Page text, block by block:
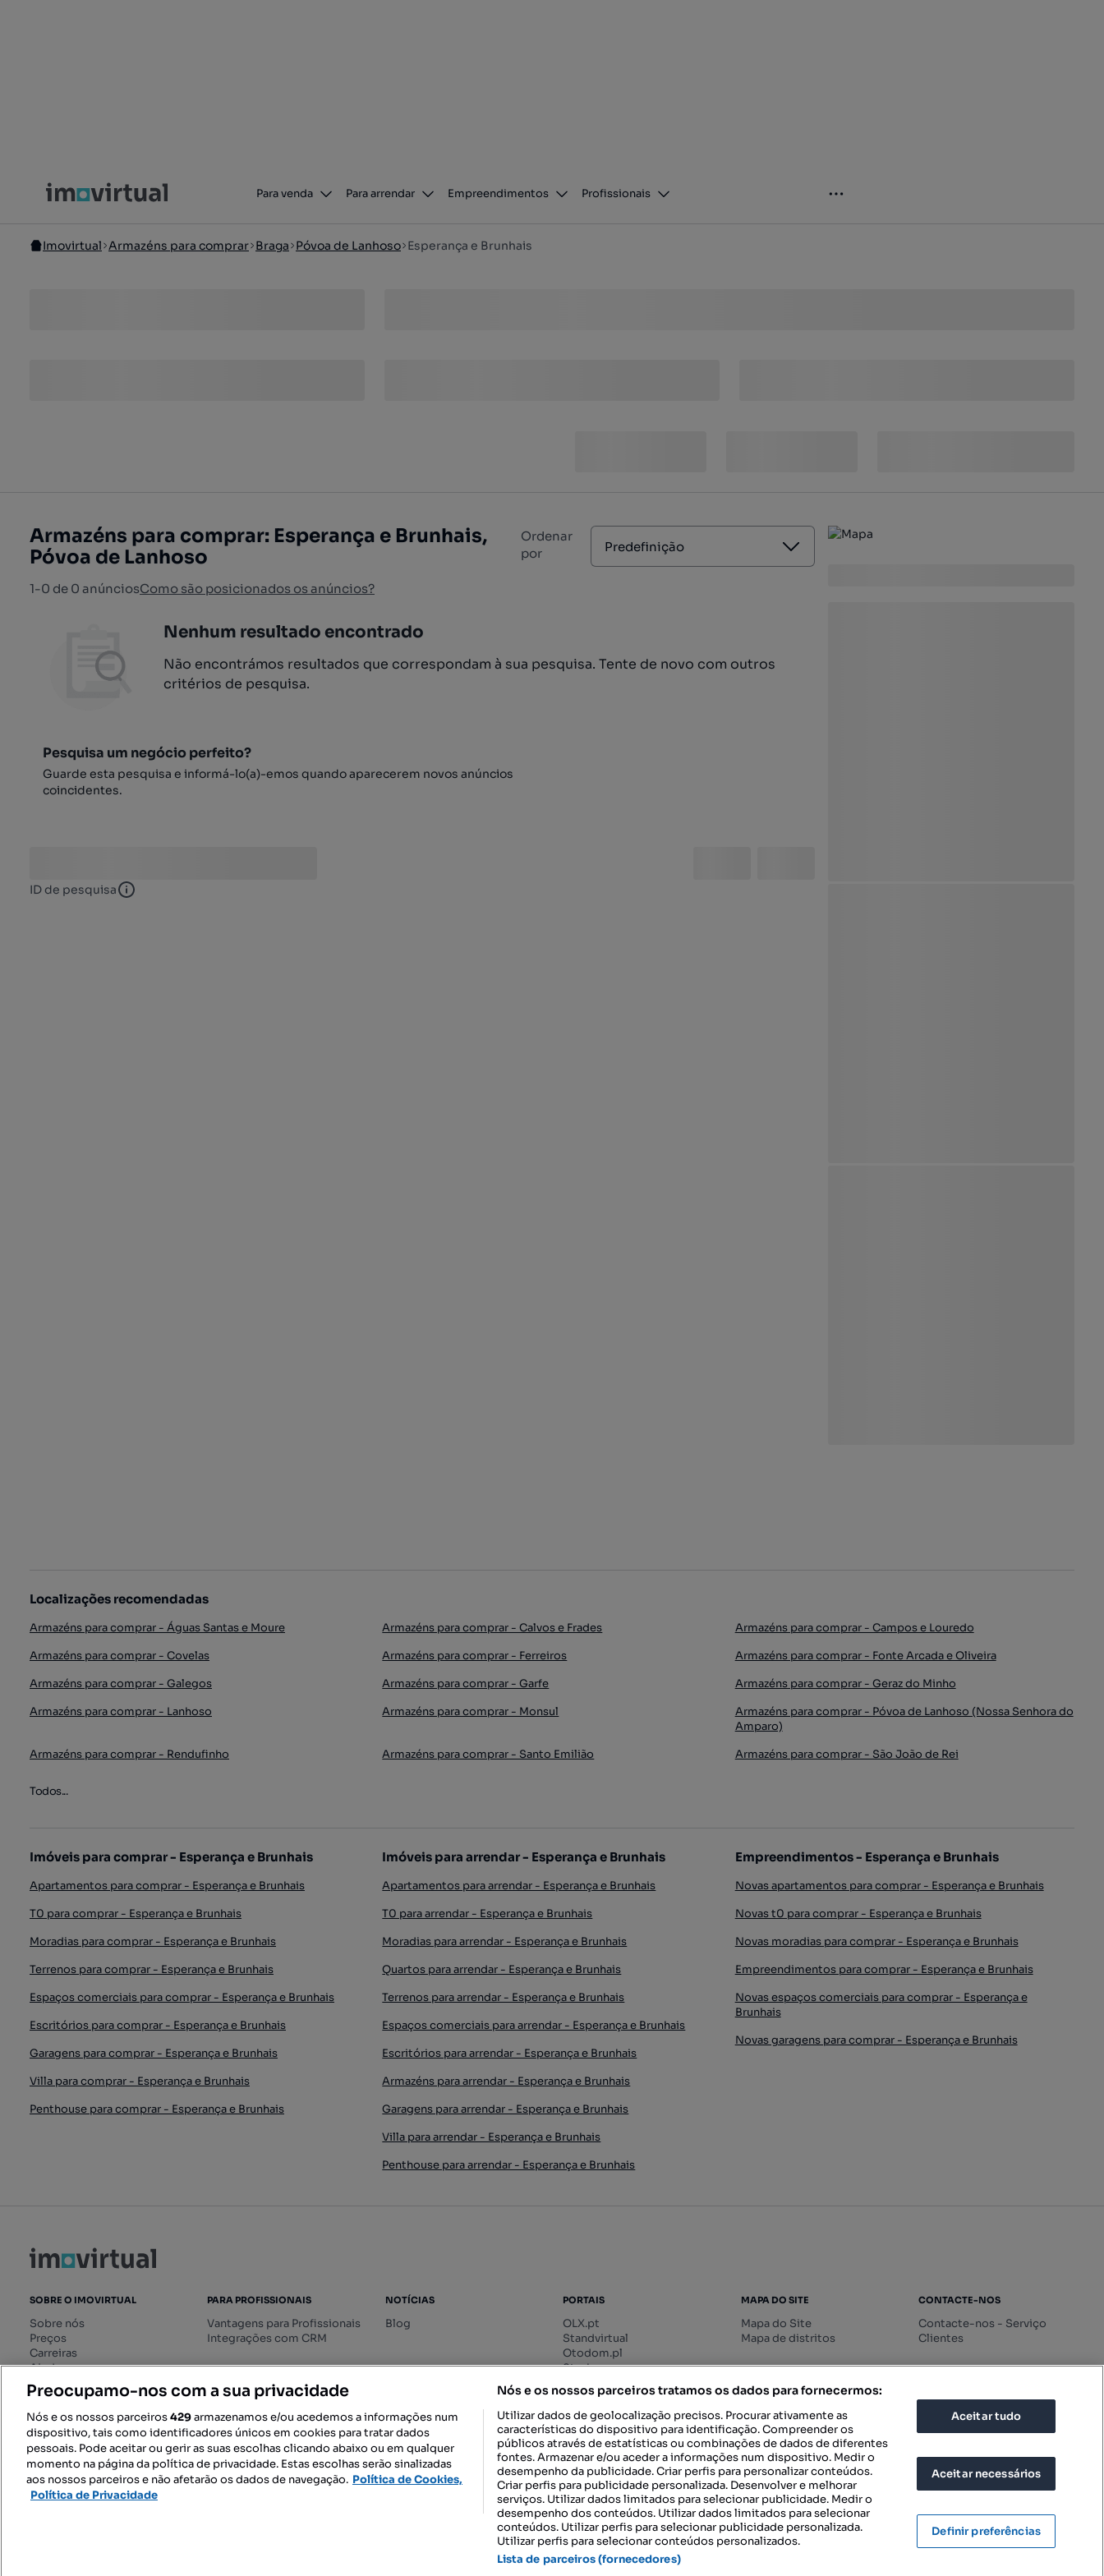
Para venda Para arrendar Empreendimentos Profissionais
Imovirtual Armazéns para comprar Braga Póvoa de Lanhoso Esperança e Brunhais
Armazéns para comprar: Esperança e Brunhais,
Póvoa de Lanhoso
1-0 de 0 anúnciosComo são posicionados os anúncios?
Ordenar
por
Predefinição
Nenhum resultado encontrado
Não encontrámos resultados que correspondam à sua pesquisa. Tente de novo com outros
critérios de pesquisa.
Pesquisa um negócio perfeito?
Guarde esta pesquisa e informá-lo(a)-emos quando aparecerem novos anúncios
coincidentes.
ID de pesquisa ID de pesquisa
Localizações recomendadas
Armazéns para comprar - Águas Santas e Moure Armazéns para comprar - Calvos e Frades
Armazéns para comprar - Campos e Louredo
Armazéns para comprar - Covelas
Armazéns para comprar - Ferreiros
Armazéns para comprar - Fonte Arcada e Oliveira
Armazéns para comprar - Galegos
Armazéns para comprar - Garfe
Armazéns para comprar - Geraz do Minho
Armazéns para comprar - Lanhoso
Armazéns para comprar - Monsul
Armazéns para comprar - Póvoa de Lanhoso (Nossa Senhora do
Amparo)
Armazéns para comprar - Rendufinho
Armazéns para comprar - Santo Emilião Armazéns para comprar - São João de Rei
Todos...
Imóveis para comprar - Esperança e Brunhais
Apartamentos para comprar - Esperança e Brunhais
T0 para comprar - Esperança e Brunhais
Moradias para comprar - Esperança e Brunhais
Terrenos para comprar - Esperança e Brunhais
Espaços comerciais para comprar - Esperança e Brunhais
Escritórios para comprar - Esperança e Brunhais
Garagens para comprar - Esperança e Brunhais
Villa para comprar - Esperança e Brunhais
Penthouse para comprar - Esperança e Brunhais
Imóveis para arrendar - Esperança e Brunhais
Apartamentos para arrendar - Esperança e Brunhais
T0 para arrendar - Esperança e Brunhais
Moradias para arrendar - Esperança e Brunhais
Quartos para arrendar - Esperança e Brunhais
Terrenos para arrendar - Esperança e Brunhais
Espaços comerciais para arrendar - Esperança e Brunhais
Escritórios para arrendar - Esperança e Brunhais
Armazéns para arrendar - Esperança e Brunhais
Garagens para arrendar - Esperança e Brunhais
Villa para arrendar - Esperança e Brunhais
Penthouse para arrendar - Esperança e Brunhais
Empreendimentos - Esperança e Brunhais
Novas apartamentos para comprar - Esperança e Brunhais
Novas t0 para comprar - Esperança e Brunhais
Novas moradias para comprar - Esperança e Brunhais
Empreendimentos para comprar - Esperança e Brunhais
Novas espaços comerciais para comprar - Esperança e
Brunhais
Novas garagens para comprar - Esperança e Brunhais
SOBRE O IMOVIRTUAL
Sobre nós
Preços
Carreiras
Ajuda
Livro de Reclamações online
Regulamento dos Serviços
Digitais
PARA PROFISSIONAIS
Vantagens para Profissionais
Integrações com CRM
NOTÍCIAS
Blog
PORTAIS
OLX.pt
Standvirtual
Otodom.pl
Storia.ro
MAPA DO SITE
Mapa do Site
Mapa de distritos
CONTACTE-NOS
Contacte-nos - Serviço
Clientes
SIGA-NOS: DESCARREGAR NA:
TERMOS DE UTILIZAÇÃO POLÍTICA DE PRIVACIDADE CONFIGURAÇÕES DE PRIVACIDADE
Preocupamo-nos com a sua privacidade
Nós e os nossos parceiros429armazenamos e/ou acedemos a informações num
dispositivo, tais como identificadores únicos em cookies para tratar dados
pessoais. Pode aceitar ou gerir as suas escolhas clicando abaixo ou em qualquer
momento na página da política de privacidade. Estas escolhas serão sinalizadas
aos nossos parceiros e não afetarão os dados de navegação. Política de Cookies,
Política de Privacidade
Nós e os nossos parceiros tratamos os dados para fornecermos:
Utilizar dados de geolocalização precisos. Procurar ativamente as
características do dispositivo para identificação. Compreender os
públicos através de estatísticas ou combinações de dados de diferentes
fontes. Armazenar e/ou aceder a informações num dispositivo. Medir o
desempenho da publicidade. Criar perfis para personalizar conteúdos.
Criar perfis para publicidade personalizada. Desenvolver e melhorar
serviços. Utilizar dados limitados para selecionar publicidade. Medir o
desempenho dos conteúdos. Utilizar dados limitados para selecionar
conteúdos. Utilizar perfis para selecionar publicidade personalizada.
Utilizar perfis para selecionar conteúdos personalizados.
Lista de parceiros (fornecedores)
Aceitar tudo
Aceitar necessários
Definir preferências